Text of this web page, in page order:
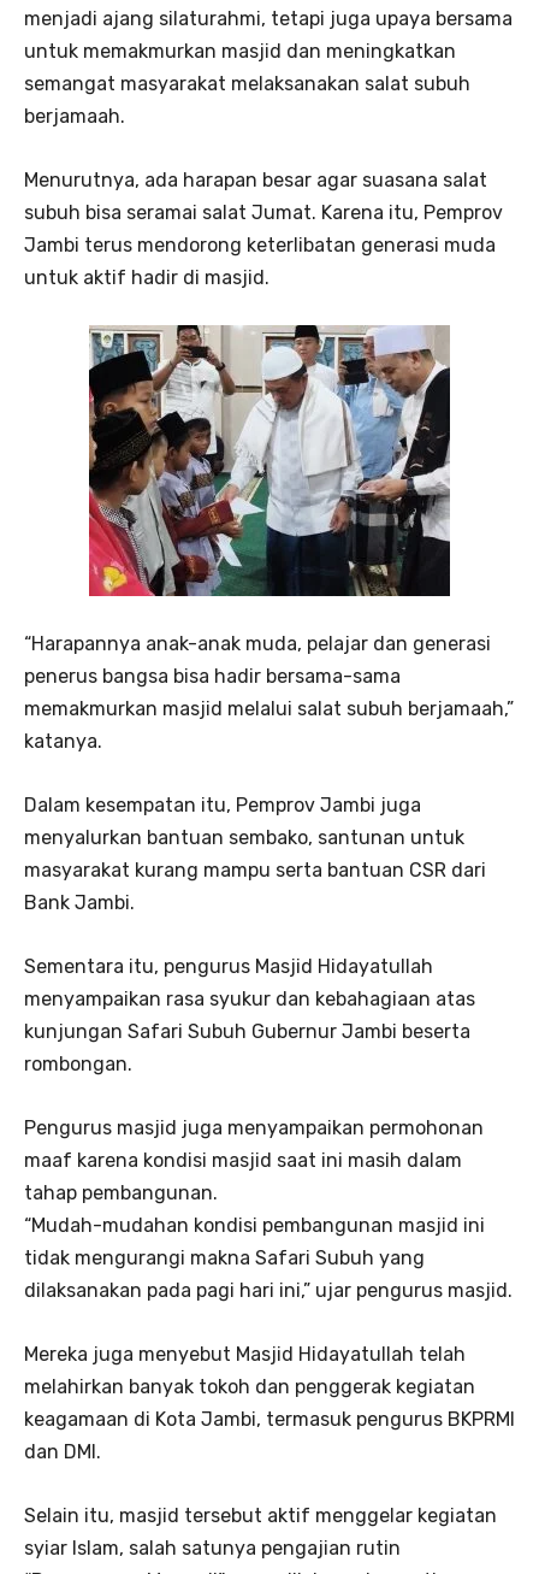
menjadi ajang silaturahmi, tetapi juga upaya bersama
untuk memakmurkan masjid dan meningkatkan
semangat masyarakat melaksanakan salat subuh
berjamaah.
Menurutnya, ada harapan besar agar suasana salat
subuh bisa seramai salat Jumat. Karena itu, Pemprov
Jambi terus mendorong keterlibatan generasi muda
untuk aktif hadir di masjid.
“Harapannya anak-anak muda, pelajar dan generasi
penerus bangsa bisa hadir bersama-sama
memakmurkan masjid melalui salat subuh berjamaah,”
katanya.
Dalam kesempatan itu, Pemprov Jambi juga
menyalurkan bantuan sembako, santunan untuk
masyarakat kurang mampu serta bantuan CSR dari
Bank Jambi.
Sementara itu, pengurus Masjid Hidayatullah
menyampaikan rasa syukur dan kebahagiaan atas
kunjungan Safari Subuh Gubernur Jambi beserta
rombongan.
Pengurus masjid juga menyampaikan permohonan
maaf karena kondisi masjid saat ini masih dalam
tahap pembangunan.
“Mudah-mudahan kondisi pembangunan masjid ini
tidak mengurangi makna Safari Subuh yang
dilaksanakan pada pagi hari ini,” ujar pengurus masjid.
Mereka juga menyebut Masjid Hidayatullah telah
melahirkan banyak tokoh dan penggerak kegiatan
keagamaan di Kota Jambi, termasuk pengurus BKPRMI
dan DMI.
Selain itu, masjid tersebut aktif menggelar kegiatan
syiar Islam, salah satunya pengajian rutin